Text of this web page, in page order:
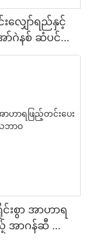
ျှော်ရည်နှင့်
ာ်ဂဲနစ် ဆံပင်
စွာ အာဟာရ
အာဂန်ဆီ အော်